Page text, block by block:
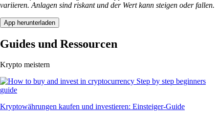
variieren. Anlagen sind riskant und der Wert kann steigen oder fallen.
App herunterladen
Guides und Ressourcen
Krypto meistern
Kryptowährungen kaufen und investieren: Einsteiger-Guide